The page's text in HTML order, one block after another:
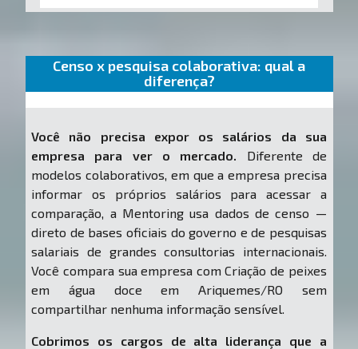
Censo x pesquisa colaborativa: qual a
diferença?
Você não precisa expor os salários da sua
empresa para ver o mercado. Diferente de
modelos colaborativos, em que a empresa precisa
informar os próprios salários para acessar a
comparação, a Mentoring usa dados de censo —
direto de bases oficiais do governo e de pesquisas
salariais de grandes consultorias internacionais.
Você compara sua empresa com Criação de peixes
em água doce em Ariquemes/RO sem
compartilhar nenhuma informação sensível.
Cobrimos os cargos de alta liderança que a